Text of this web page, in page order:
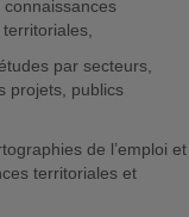
par secteurs,
projets, publics
de l’emploi et
territoriales et